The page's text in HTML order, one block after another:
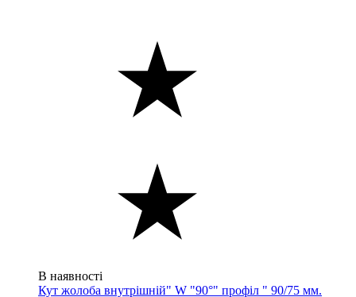
В наявності
Кут жолоба внутрішній" W "90°" профіл " 90/75 мм.